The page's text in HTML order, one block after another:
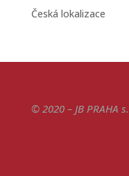
Česká lokalizace
© 2020 – JB PRAHA